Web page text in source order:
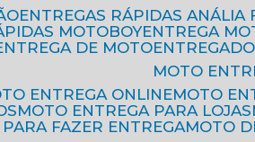
ENTREGAS RÁPIDAS ANÁLIA
MOTOBOY ENTREGA
ENTREGA DE MOTO
MOTO
ENTREGA ONLINE
MOTO
MOTO ENTREGA PARA LOJAS
PARA FAZER ENTREGA MOTO